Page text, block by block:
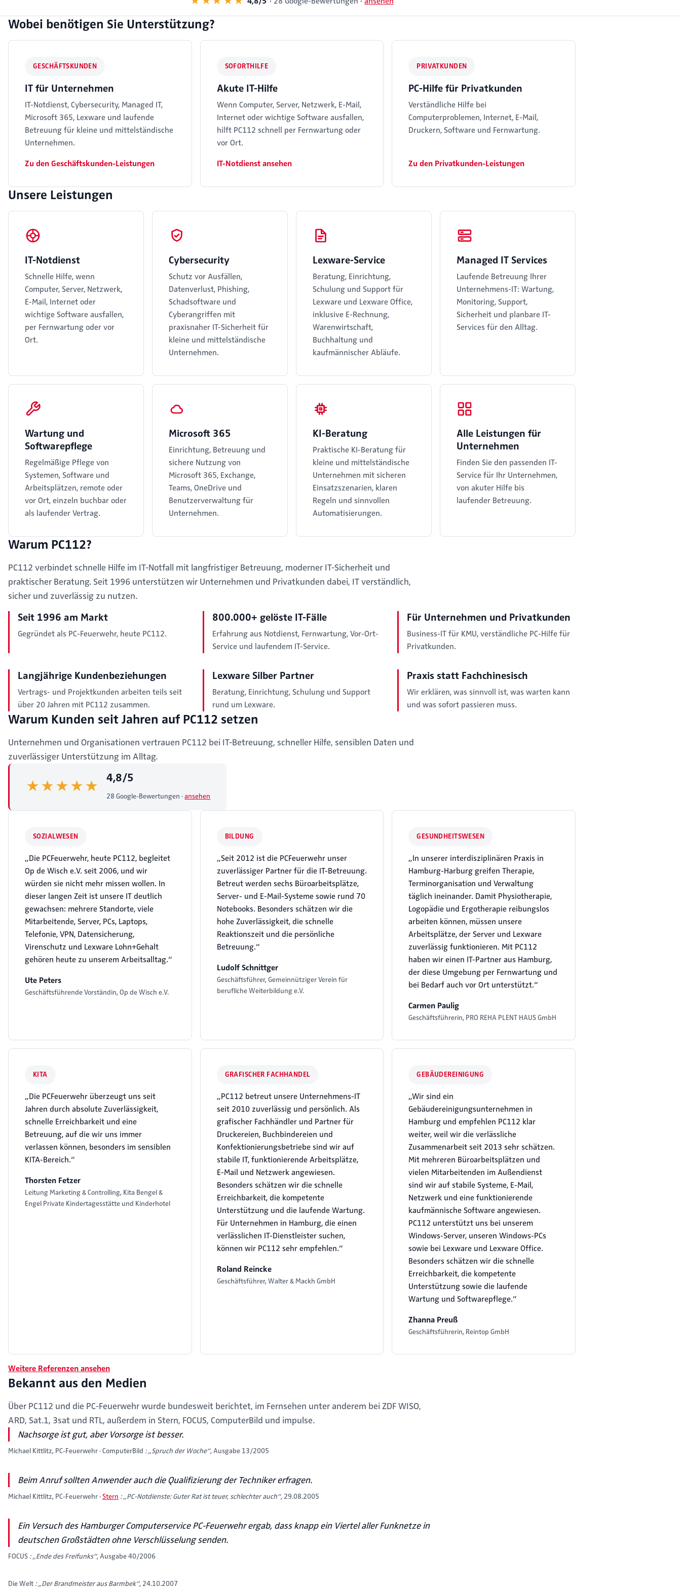
Wobei benötigen Sie Unterstützung?
GESCHÄFTSKUNDEN
IT für Unternehmen
IT-Notdienst, Cybersecurity, Managed IT,
Microsoft 365, Lexware und laufende
Betreuung für kleine und mittelständische
Unternehmen.
Zu den Geschäftskunden-Leistungen
SOFORTHILFE
Akute IT-Hilfe
Wenn Computer, Server, Netzwerk, E-Mail,
Internet oder wichtige Software ausfallen,
hilft PC112 schnell per Fernwartung oder
vor Ort.
IT-Notdienst ansehen
PRIVATKUNDEN
PC-Hilfe für Privatkunden
Verständliche Hilfe bei
Computerproblemen, Internet, E-Mail,
Druckern, Software und Fernwartung.
Zu den Privatkunden-Leistungen
Unsere Leistungen
IT-Notdienst
Schnelle Hilfe, wenn
Computer, Server, Netzwerk,
E-Mail, Internet oder
wichtige Software ausfallen,
per Fernwartung oder vor
Ort.
Cybersecurity
Schutz vor Ausfällen,
Datenverlust, Phishing,
Schadsoftware und
Cyberangriffen mit
praxisnaher IT-Sicherheit für
kleine und mittelständische
Unternehmen.
Lexware-Service
Beratung, Einrichtung,
Schulung und Support für
Lexware und Lexware Office,
inklusive E-Rechnung,
Warenwirtschaft,
Buchhaltung und
kaufmännischer Abläufe.
Managed IT Services
Laufende Betreuung Ihrer
Unternehmens-IT: Wartung,
Monitoring, Support,
Sicherheit und planbare IT-
Services für den Alltag.
Wartung und
Softwarepflege
Regelmäßige Pflege von
Systemen, Software und
Arbeitsplätzen, remote oder
vor Ort, einzeln buchbar oder
als laufender Vertrag.
Microsoft 365
Einrichtung, Betreuung und
sichere Nutzung von
Microsoft 365, Exchange,
Teams, OneDrive und
Benutzerverwaltung für
Unternehmen.
KI-Beratung
Praktische KI-Beratung für
kleine und mittelständische
Unternehmen mit sicheren
Einsatzszenarien, klaren
Regeln und sinnvollen
Automatisierungen.
Alle Leistungen für
Unternehmen
Finden Sie den passenden IT-
Service für Ihr Unternehmen,
von akuter Hilfe bis
laufender Betreuung.
Warum PC112?
PC112 verbindet schnelle Hilfe im IT-Notfall mit langfristiger Betreuung, moderner IT-Sicherheit und
praktischer Beratung. Seit 1996 unterstützen wir Unternehmen und Privatkunden dabei, IT verständlich,
sicher und zuverlässig zu nutzen.
Seit 1996 am Markt
Gegründet als PC-Feuerwehr, heute PC112.
800.000+ gelöste IT-Fälle
Erfahrung aus Notdienst, Fernwartung, Vor-Ort-
Service und laufendem IT-Service.
Für Unternehmen und Privatkunden
Business-IT für KMU, verständliche PC-Hilfe für
Privatkunden.
Langjährige Kundenbeziehungen
Vertrags- und Projektkunden arbeiten teils seit
über 20 Jahren mit PC112 zusammen.
Lexware Silber Partner
Beratung, Einrichtung, Schulung und Support
rund um Lexware.
Praxis statt Fachchinesisch
Wir erklären, was sinnvoll ist, was warten kann
und was sofort passieren muss.
Warum Kunden seit Jahren auf PC112 setzen
Unternehmen und Organisationen vertrauen PC112 bei IT-Betreuung, schneller Hilfe, sensiblen Daten und
zuverlässiger Unterstützung im Alltag.
★★★★★
★★★★★
4,8/5
28 Google-Bewertungen ·ansehen
SOZIALWESEN
„Die PCFeuerwehr, heute PC112, begleitet
Op de Wisch e.V. seit 2006, und wir
würden sie nicht mehr missen wollen. In
dieser langen Zeit ist unsere IT deutlich
gewachsen: mehrere Standorte, viele
Mitarbeitende, Server, PCs, Laptops,
Telefonie, VPN, Datensicherung,
Virenschutz und Lexware Lohn+Gehalt
gehören heute zu unserem Arbeitsalltag.“
Ute Peters
Geschäftsführende Vorständin, Op de Wisch e.V.
BILDUNG
„Seit 2012 ist die PCFeuerwehr unser
zuverlässiger Partner für die IT-Betreuung.
Betreut werden sechs Büroarbeitsplätze,
Server- und E-Mail-Systeme sowie rund 70
Notebooks. Besonders schätzen wir die
hohe Zuverlässigkeit, die schnelle
Reaktionszeit und die persönliche
Betreuung.“
Ludolf Schnittger
Geschäftsführer, Gemeinnütziger Verein für
berufliche Weiterbildung e.V.
GESUNDHEITSWESEN
„In unserer interdisziplinären Praxis in
Hamburg-Harburg greifen Therapie,
Terminorganisation und Verwaltung
täglich ineinander. Damit Physiotherapie,
Logopädie und Ergotherapie reibungslos
arbeiten können, müssen unsere
Arbeitsplätze, der Server und Lexware
zuverlässig funktionieren. Mit PC112
haben wir einen IT-Partner aus Hamburg,
der diese Umgebung per Fernwartung und
bei Bedarf auch vor Ort unterstützt.“
Carmen Paulig
Geschäftsführerin, PRO REHA PLENT HAUS GmbH
KITA
„Die PCFeuerwehr überzeugt uns seit
Jahren durch absolute Zuverlässigkeit,
schnelle Erreichbarkeit und eine
Betreuung, auf die wir uns immer
verlassen können, besonders im sensiblen
KITA-Bereich.“
Thorsten Fetzer
Leitung Marketing & Controlling, Kita Bengel &
Engel Private Kindertagesstätte und Kinderhotel
GRAFISCHER FACHHANDEL
„PC112 betreut unsere Unternehmens-IT
seit 2010 zuverlässig und persönlich. Als
grafischer Fachhändler und Partner für
Druckereien, Buchbindereien und
Konfektionierungsbetriebe sind wir auf
stabile IT, funktionierende Arbeitsplätze,
E-Mail und Netzwerk angewiesen.
Besonders schätzen wir die schnelle
Erreichbarkeit, die kompetente
Unterstützung und die laufende Wartung.
Für Unternehmen in Hamburg, die einen
verlässlichen IT-Dienstleister suchen,
können wir PC112 sehr empfehlen.“
Roland Reincke
Geschäftsführer, Walter & Mackh GmbH
GEBÄUDEREINIGUNG
„Wir sind ein
Gebäudereinigungsunternehmen in
Hamburg und empfehlen PC112 klar
weiter, weil wir die verlässliche
Zusammenarbeit seit 2013 sehr schätzen.
Mit mehreren Büroarbeitsplätzen und
vielen Mitarbeitenden im Außendienst
sind wir auf stabile Systeme, E-Mail,
Netzwerk und eine funktionierende
kaufmännische Software angewiesen.
PC112 unterstützt uns bei unserem
Windows-Server, unseren Windows-PCs
sowie bei Lexware und Lexware Office.
Besonders schätzen wir die schnelle
Erreichbarkeit, die kompetente
Unterstützung sowie die laufende
Wartung und Softwarepflege.“
Zhanna Preuß
Geschäftsführerin, Reintop GmbH
Weitere Referenzen ansehen
Bekannt aus den Medien
Über PC112 und die PC-Feuerwehr wurde bundesweit berichtet, im Fernsehen unter anderem bei ZDF WISO,
ARD, Sat.1, 3sat und RTL, außerdem in Stern, FOCUS, ComputerBild und impulse.
Nachsorge ist gut, aber Vorsorge ist besser.
Michael Kittlitz, PC-Feuerwehr ·ComputerBild : „Spruch der Woche“, Ausgabe 13/2005
Beim Anruf sollten Anwender auch die Qualifizierung der Techniker erfragen.
Michael Kittlitz, PC-Feuerwehr ·Stern (öffnet in neuem Tab)
: „PC-Notdienste: Guter Rat ist teuer, schlechter auch“, 29.08.2005
Ein Versuch des Hamburger Computerservice PC-Feuerwehr ergab, dass knapp ein Viertel aller Funknetze in
deutschen Großstädten ohne Verschlüsselung senden.
FOCUS : „Ende des Freifunks“, Ausgabe 40/2006
Die Welt : „Der Brandmeister aus Barmbek“, 24.10.2007